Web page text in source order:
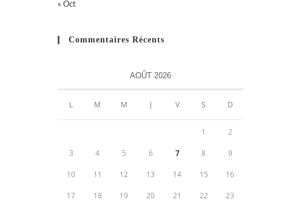
« Oct
Commentaires Récents
AOÛT 2026
L M M J V S D
1 2
3 4 5 6 7 8 9
10 11 12 13 14 15 16
17 18 19 20 21 22 23